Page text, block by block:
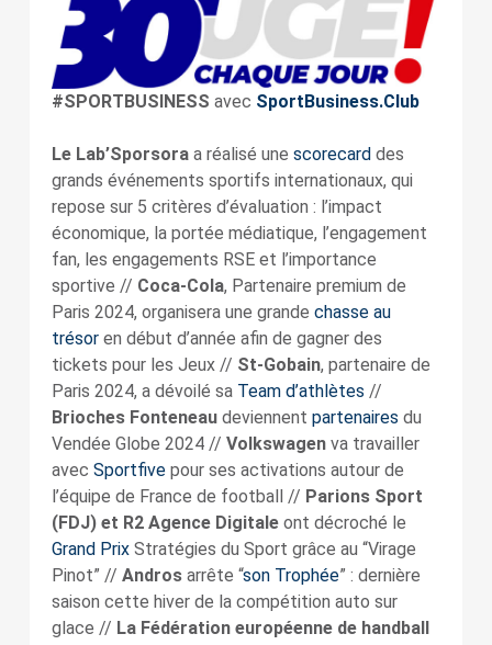
#SPORTBUSINESS avec SportBusiness.Club
Le Lab’Sporsoraa réalisé une scorecarddes
grands événements sportifs internationaux, qui
repose sur 5 critères d’évaluation : l’impact
économique, la portée médiatique, l’engagement
fan, les engagements RSE et l’importance
sportive // Coca-Cola, Partenaire premium de
Paris 2024, organisera une grande chasse au
trésoren début d’année afin de gagner des
tickets pour les Jeux // St-Gobain, partenaire de
Paris 2024, a dévoilé sa Team d’athlètes //
Brioches Fonteneaudeviennent partenaires du
Vendée Globe 2024 // Volkswagenva travailler
avec Sportfivepour ses activations autour de
l’équipe de France de football // Parions Sport
(FDJ) et R2 Agence Digitaleont décroché le
Grand PrixStratégies du Sport grâce au “Virage
Pinot” // Androsarrête “son Trophée” : dernière
saison cette hiver de la compétition auto sur
glace // La Fédération européenne de handball